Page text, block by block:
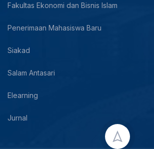
Fakultas Ekonomi dan Bisnis Islam
Penerimaan Mahasiswa Baru
Siakad
Salam Antasari
Elearning
Jurnal